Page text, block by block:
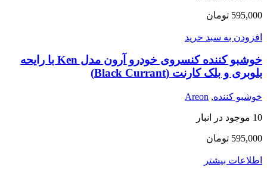
595,000 تومان
افزودن به سبد خرید
خوشبو کننده کنسروی خودرو آرون مدل Ken با رایحه
بلوبری و بلک کارنت (Black Currant)
خوشبو کننده,
Areon
10 موجود در انبار
595,000 تومان
اطلاعات بیشتر